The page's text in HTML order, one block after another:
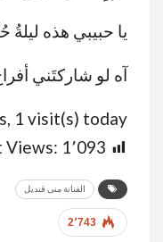
يا حبيبي هذه ليلةُ
آه لو شاركتَني
1 visit(s) today
Views: 1٬093
الفنانة منى قنديل
2٬743